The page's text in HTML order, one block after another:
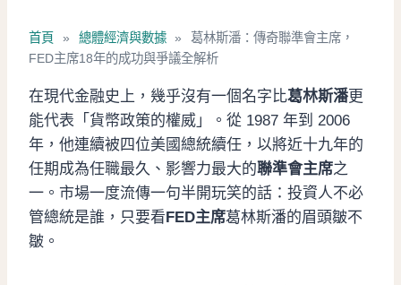
首頁 » 總體經濟與數據 »
葛林斯潘：傳奇聯準會主席，
FED主席18年的成功與爭議全解析
在現代金融史上，幾乎沒有一個名字比葛林斯潘更
能代表「貨幣政策的權威」。從 1987 年到 2006
年，他連續被四位美國總統續任，以將近十九年的
任期成為任職最久、影響力最大的聯準會主席之
一。市場一度流傳一句半開玩笑的話：投資人不必
管總統是誰，只要看 FED主席葛林斯潘的眉頭皺不
皺。